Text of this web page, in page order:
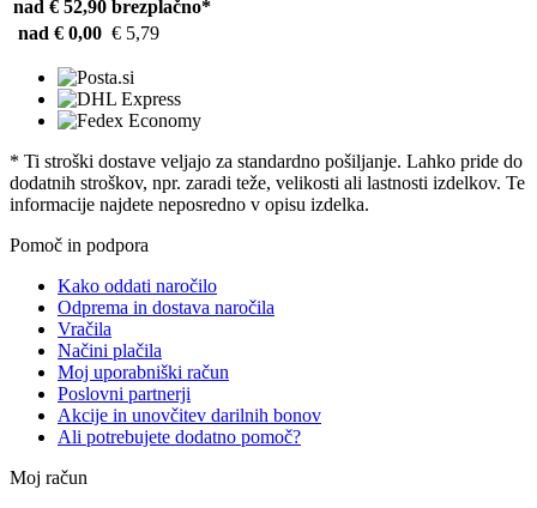
nad € 52,90 brezplačno*
nad € 0,00 € 5,79
* Ti stroški dostave veljajo za standardno pošiljanje. Lahko pride do
dodatnih stroškov, npr. zaradi teže, velikosti ali lastnosti izdelkov. Te
informacije najdete neposredno v opisu izdelka.
Pomoč in podpora
Kako oddati naročilo
Odprema in dostava naročila
Vračila
Načini plačila
Moj uporabniški račun
Poslovni partnerji
Akcije in unovčitev darilnih bonov
Ali potrebujete dodatno pomoč?
Moj račun